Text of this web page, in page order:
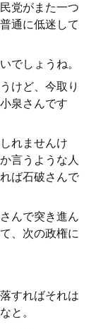
党がまた一つ
通に低迷して
でしょうね。
けど、今取り
泉さんです
れませんけ
言うような人
ば石破さんで
んで突き進ん
、次の政権に
すればそれは
と。